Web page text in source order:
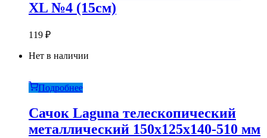
XL №4 (15см)
119 ₽
Нет в наличии
Подробнее
Сачок Laguna телескопический
металлический 150x125x140-510 мм